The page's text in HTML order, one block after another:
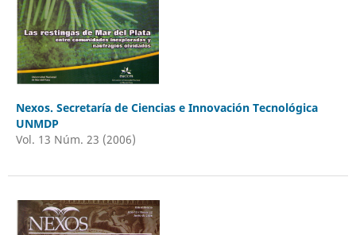
Nexos. Secretaría de Ciencias e Innovación Tecnológica
UNMDP
Vol. 13 Núm. 23 (2006)